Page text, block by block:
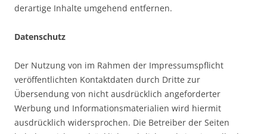
derartige Inhalte umgehend entfernen.
Datenschutz
Der Nutzung von im Rahmen der Impressumspflicht
veröffentlichten Kontaktdaten durch Dritte zur
Übersendung von nicht ausdrücklich angeforderter
Werbung und Informationsmaterialien wird hiermit
ausdrücklich widersprochen. Die Betreiber der Seiten